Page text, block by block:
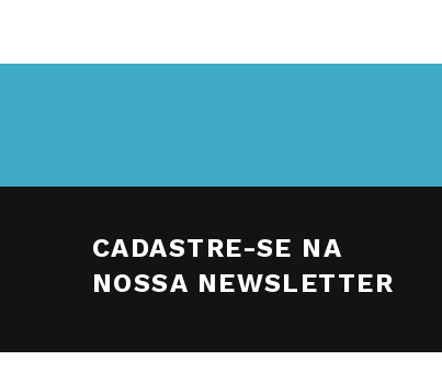
CADASTRE-SE NA
NOSSA NEWSLETTER